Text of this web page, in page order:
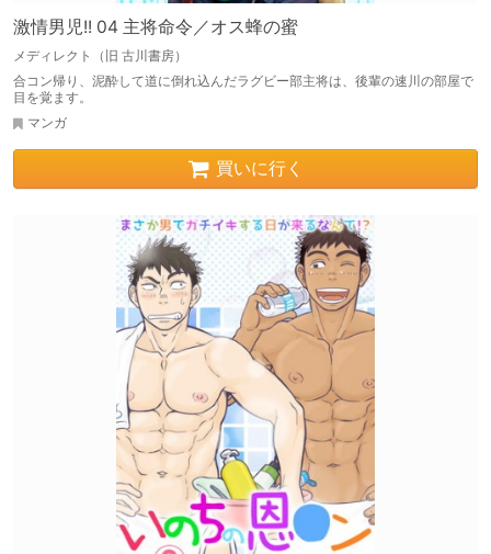
激情男児!! 04 主将命令／オス蜂の蜜
メディレクト（旧 古川書房）
合コン帰り、泥酔して道に倒れ込んだラグビー部主将は、後輩の速川の部屋で
目を覚ます。
マンガ
買いに行く